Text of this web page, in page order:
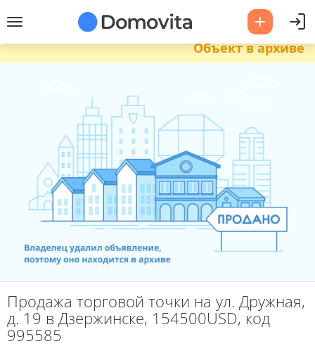
Объект в архиве
Продажа торговой точки на ул. Дружная,
д. 19 в Дзержинске, 154500USD, код
995585